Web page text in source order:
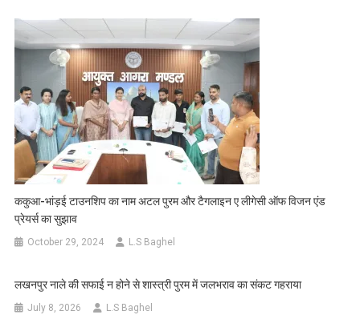
ककुआ-भांड़ई टाउनशिप का नाम अटल पुरम और टैगलाइन ए लीगेसी ऑफ विजन एंड
प्रेयर्स का सुझाव
October 29, 2024 L.S Baghel
लखनपुर नाले की सफाई न होने से शास्त्री पुरम में जलभराव का संकट गहराया
July 8, 2026 L.S Baghel